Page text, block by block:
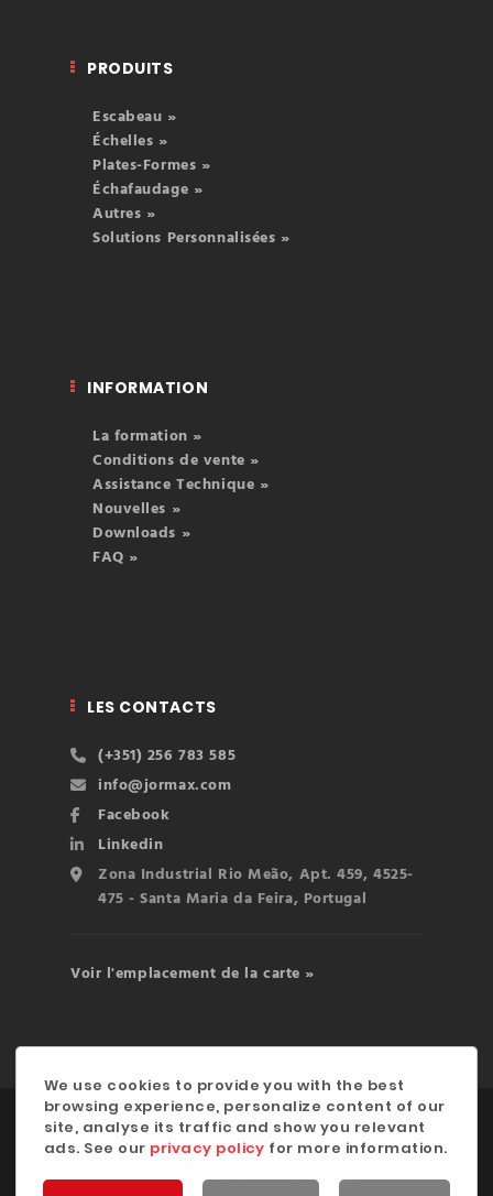
PRODUITS
Escabeau »
Échelles »
Plates-Formes »
Échafaudage »
Autres »
Solutions Personnalisées »
INFORMATION
La formation »
Conditions de vente »
Assistance Technique »
Nouvelles »
Downloads »
FAQ »
LES CONTACTS
(+351) 256 783 585
info@jormax.com
Facebook
Linkedin
Zona Industrial Rio Meão, Apt. 459, 4525-
475 - Santa Maria da Feira, Portugal
Voir l'emplacement de la carte »
©2020 JORMAX INDÚSTRIA, LDA. | Développé par
digitalgreen
Politique de Confidentialité
We use cookies to provide you with the best
browsing experience, personalize content of our
site, analyse its traffic and show you relevant
ads. See our privacy policy for more information.